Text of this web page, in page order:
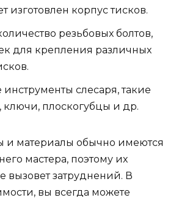
изготовлен корпус тисков.
резьбовых болтов,
для крепления различных
слесаря, такие
ключи, плоскогубцы и др.
и материалы обычно имеются
мастера, поэтому их
вызовет затруднений. В
вы всегда можете